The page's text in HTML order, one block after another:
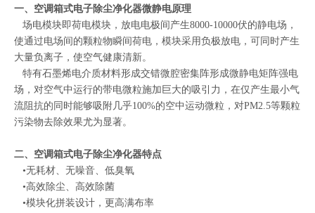
一、空调箱式电子除尘净化器微静电原理
场电模块即荷电模块，放电电极间产生8000-10000伏的静电场，
使通过电场间的颗粒物瞬间荷电，模块采用负极放电，可同时产生
大量负离子，使空气健康清新。
特有石墨烯电介质材料形成交错微腔密集阵形成微静电矩阵强电
场，对空气中运行的带电微粒施加巨大的吸引力，在仅产生最小气
流阻抗的同时能够吸附几乎100%的空中运动微粒，对PM2.5等颗粒
污染物去除效果尤为显著。
二、 空调箱式电子除尘净化器特点
•无耗材、无噪音、低臭氧
•高效除尘、高效除菌
•模块化拼装设计，更高满布率